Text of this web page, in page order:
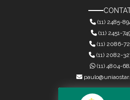
(11) 2485-
(11) 2451-
(11) 2086-
(11) 4804-
(11) 2082-